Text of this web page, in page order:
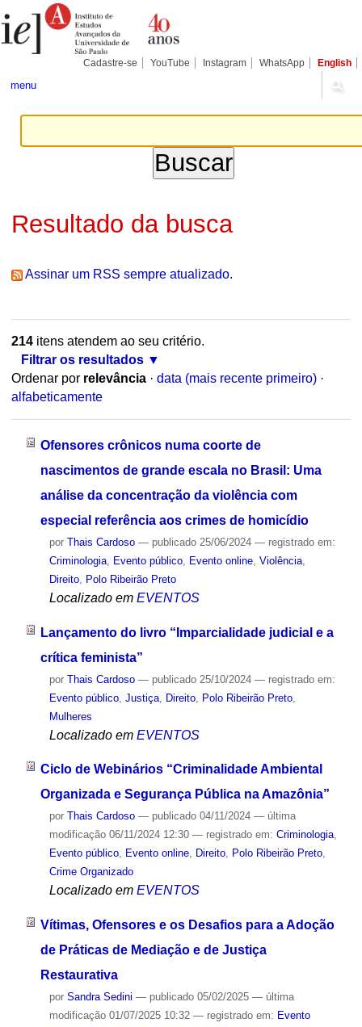
para
conteúdo.
Pessoais
Cadastre-se YouTube Instagram WhatsApp English
menu
Resultado da busca
Assinar um RSS sempre atualizado.
214itens atendem ao seu critério.
Filtrar os resultados
Ordenar por relevância · data (mais recente primeiro) ·
alfabeticamente
Ofensores crônicos numa coorte de
nascimentos de grande escala no Brasil: Uma
análise da concentração da violência com
especial referência aos crimes de homicídio
por Thais Cardoso — publicado25/06/2024 — registrado em:
Criminologia, Evento público, Evento online, Violência,
Direito, Polo Ribeirão Preto
Localizado em EVENTOS
Lançamento do livro “Imparcialidade judicial e a
crítica feminista”
por Thais Cardoso — publicado25/10/2024 — registrado em:
Evento público, Justiça, Direito, Polo Ribeirão Preto,
Mulheres
Localizado em EVENTOS
Ciclo de Webinários “Criminalidade Ambiental
Organizada e Segurança Pública na Amazônia”
por Thais Cardoso — publicado04/11/2024 — última
modificação06/11/2024 12:30 — registrado em: Criminologia,
Evento público, Evento online, Direito, Polo Ribeirão Preto,
Crime Organizado
Localizado em EVENTOS
Vítimas, Ofensores e os Desafios para a Adoção
de Práticas de Mediação e de Justiça
Restaurativa
por Sandra Sedini — publicado05/02/2025 — última
modificação01/07/2025 10:32 — registrado em: Evento